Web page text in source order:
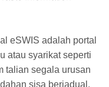
eSWIS adalah portal
atau syarikat seperti
talian segala urusan
sisa berjadual.